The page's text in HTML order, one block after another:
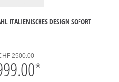
ITALIENISCHES DESIGN SOFORT
2500.00
*